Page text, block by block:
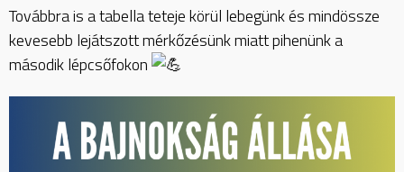
Továbbra is a tabella teteje körül lebegünk és mindössze
kevesebb lejátszott mérkőzésünk miatt pihenünk a
második lépcsőfokon